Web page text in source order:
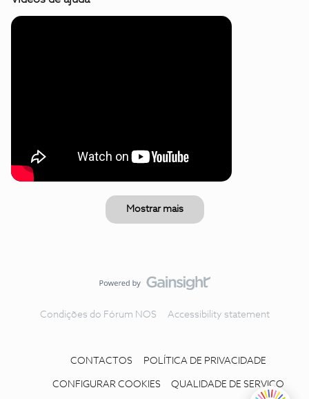
Mostrar mais
Condições do Fórum NOS Accessibility statement
CONTACTOS POLÍTICA DE PRIVACIDADE
CONFIGURAR COOKIES QUALIDADE DE SERVIÇO